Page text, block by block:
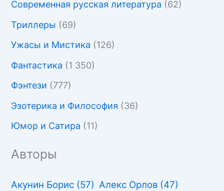
Современная русская литература (62)
Триллеры (69)
Ужасы и Мистика (126)
Фантастика (1 350)
Фэнтези (777)
Эзотерика и Философия (36)
Юмор и Сатира (11)
Авторы
Акунин Борис (57) Алекс Орлов (47)